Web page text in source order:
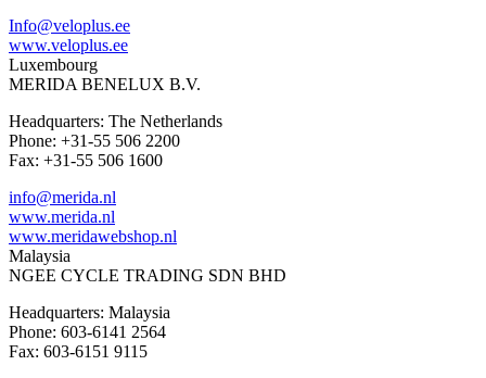
Info@veloplus.ee
www.veloplus.ee
Luxembourg
MERIDA BENELUX B.V.
Headquarters: The Netherlands
Phone: +31-55 506 2200
Fax: +31-55 506 1600
info@merida.nl
www.merida.nl
www.meridawebshop.nl
Malaysia
NGEE CYCLE TRADING SDN BHD
Headquarters: Malaysia
Phone: 603-6141 2564
Fax: 603-6151 9115